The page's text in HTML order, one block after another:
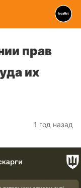
прав
их
1 год назад